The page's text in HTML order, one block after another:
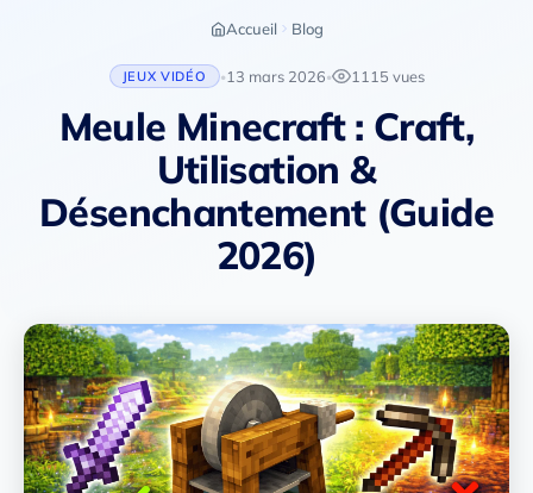
Accueil Blog
JEUX VIDÉO • 13 mars 2026• 1115 vues
Meule Minecraft : Craft,
Utilisation &
Désenchantement (Guide
2026)